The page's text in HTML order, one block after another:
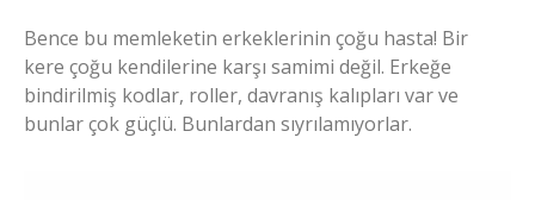
Bence bu memleketin erkeklerinin çoğu hasta! Bir
kere çoğu kendilerine karşı samimi değil. Erkeğe
bindirilmiş kodlar, roller, davranış kalıpları var ve
bunlar çok güçlü. Bunlardan sıyrılamıyorlar.